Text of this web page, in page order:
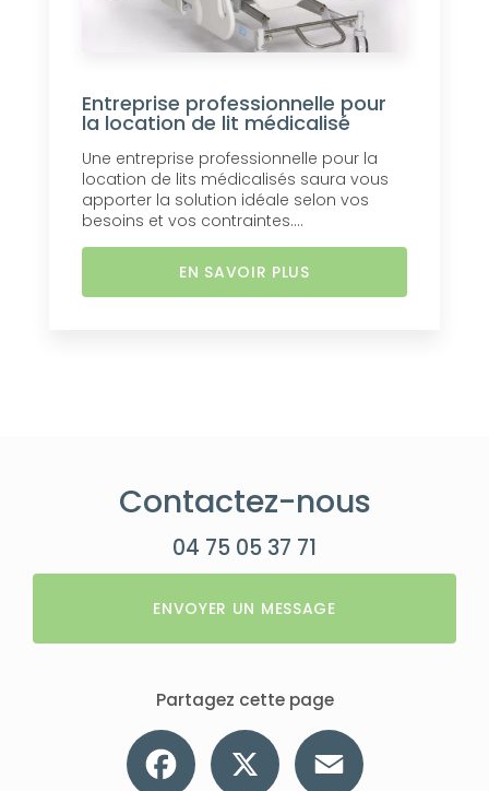
Entreprise professionnelle pour
la location de lit médicalisé
Une entreprise professionnelle pour la
location de lits médicalisés saura vous
apporter la solution idéale selon vos
besoins et vos contraintes....
EN SAVOIR PLUS
Contactez-nous
04 75 05 37 71
ENVOYER UN MESSAGE
Partagez cette page
Facebook